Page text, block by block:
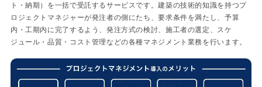
ト・納期）を一括で受託するサービスです。建築の技術的知識を持つプ
ロジェクトマネジャーが発注者の側にたち、要求条件を満たし、予算
内・工期内に完了するよう、発注方式の検討、施工者の選定、スケ
ジュール・品質・コスト管理などの各種マネジメント業務を行います。